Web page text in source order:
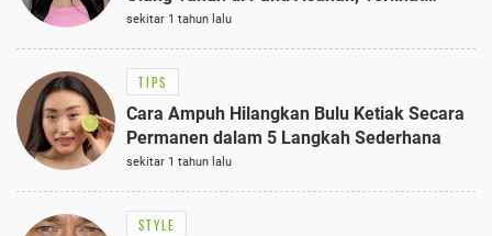
Anggun dengan Kaftan Cokelat
sekitar 1 tahun lalu
TIPS
Cara Ampuh Hilangkan Bulu Ketiak Secara
Permanen dalam 5 Langkah Sederhana
sekitar 1 tahun lalu
STYLE